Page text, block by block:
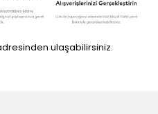
ulaşabilirsiniz.